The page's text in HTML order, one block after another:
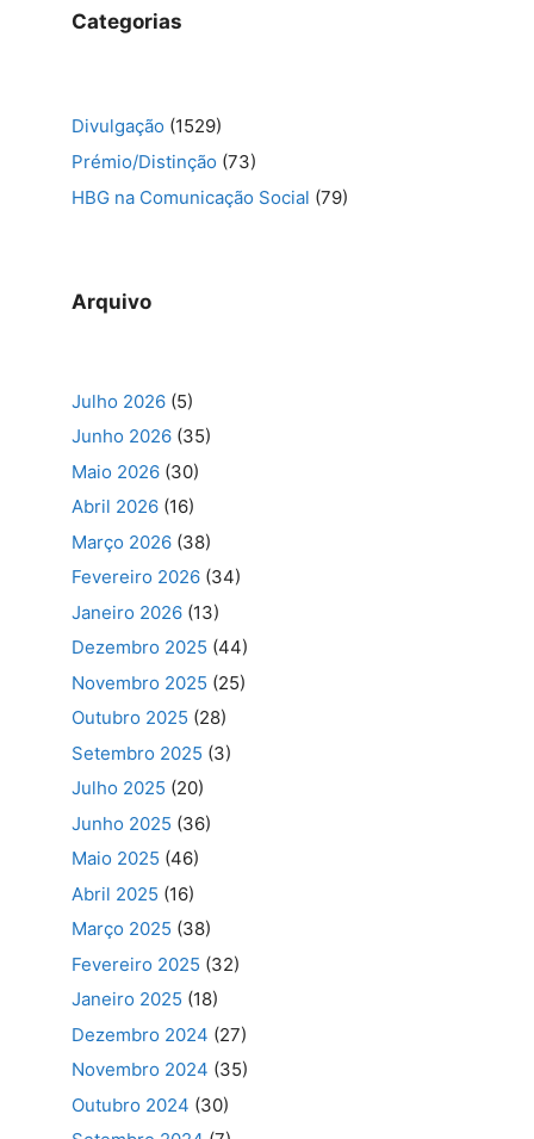
Categorias
Divulgação (1529)
Prémio/Distinção (73)
HBG na Comunicação Social (79)
Arquivo
Julho 2026 (5)
Junho 2026 (35)
Maio 2026 (30)
Abril 2026 (16)
Março 2026 (38)
Fevereiro 2026 (34)
Janeiro 2026 (13)
Dezembro 2025 (44)
Novembro 2025 (25)
Outubro 2025 (28)
Setembro 2025 (3)
Julho 2025 (20)
Junho 2025 (36)
Maio 2025 (46)
Abril 2025 (16)
Março 2025 (38)
Fevereiro 2025 (32)
Janeiro 2025 (18)
Dezembro 2024 (27)
Novembro 2024 (35)
Outubro 2024 (30)